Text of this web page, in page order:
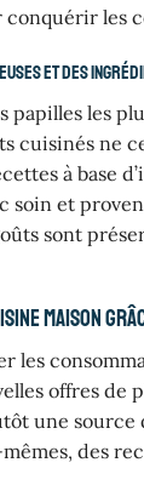
les
et des
papilles les
cuisinés ne
à base
soin et
sont
maison
les
offres de
une source
des